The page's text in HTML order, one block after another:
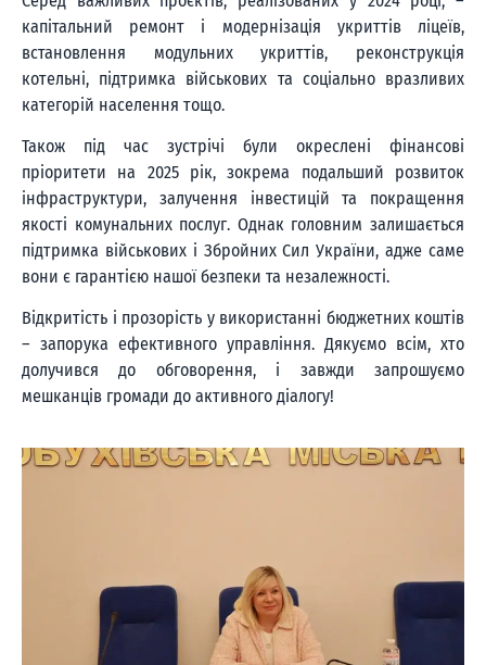
капітальний ремонт і модернізація укриттів ліцеїв,
встановлення модульних укриттів, реконструкція
котельні, підтримка військових та соціально вразливих
категорій населення тощо.
Також під час зустрічі були окреслені фінансові
пріоритети на 2025 рік, зокрема подальший розвиток
інфраструктури, залучення інвестицій та покращення
якості комунальних послуг. Однак головним залишається
підтримка військових і Збройних Сил України, адже саме
вони є гарантією нашої безпеки та незалежності.
Відкритість і прозорість у використанні бюджетних коштів
– запорука ефективного управління. Дякуємо всім, хто
долучився до обговорення, і завжди запрошуємо
мешканців громади до активного діалогу!